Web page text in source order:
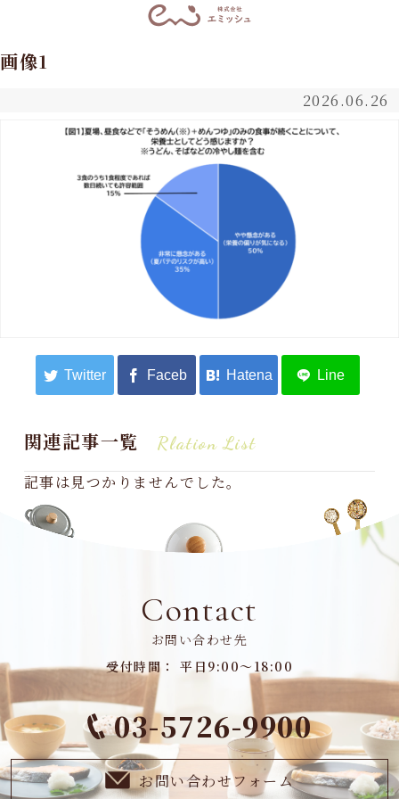
画像1
2026.06.26
関連記事一覧 Rlation List
記事は見つかりませんでした。
Contact
お問い合わせ先
受付時間： 平日9:00～18:00
03-5726-9900
お問い合わせフォーム